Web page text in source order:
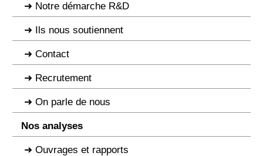
Notre démarche R&D
Ils nous soutiennent
Contact
Recrutement
On parle de nous
Nos analyses
Ouvrages et rapports